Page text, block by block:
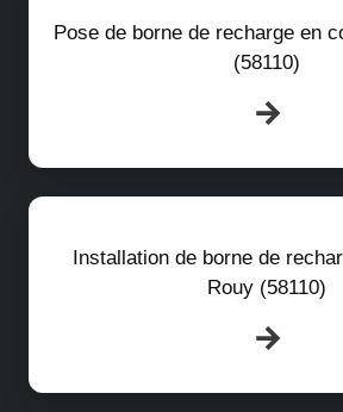
Pose de borne de recharge en
(58110)
Installation de borne de
Rouy (58110)